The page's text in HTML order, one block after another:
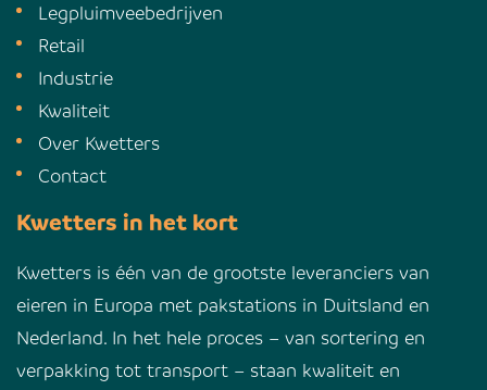
Legpluimveebedrijven
Retail
Industrie
Kwaliteit
Over Kwetters
Contact
Kwetters in het kort
Kwetters is één van de grootste leveranciers van
eieren in Europa met pakstations in Duitsland en
Nederland. In het hele proces – van sortering en
verpakking tot transport – staan kwaliteit en